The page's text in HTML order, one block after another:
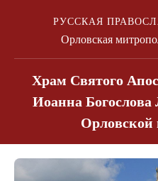
РУССКАЯ
Орловская
Храм Святого
Иоанна